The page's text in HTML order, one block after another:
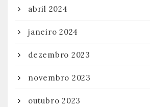
abril 2024
janeiro 2024
dezembro 2023
novembro 2023
outubro 2023